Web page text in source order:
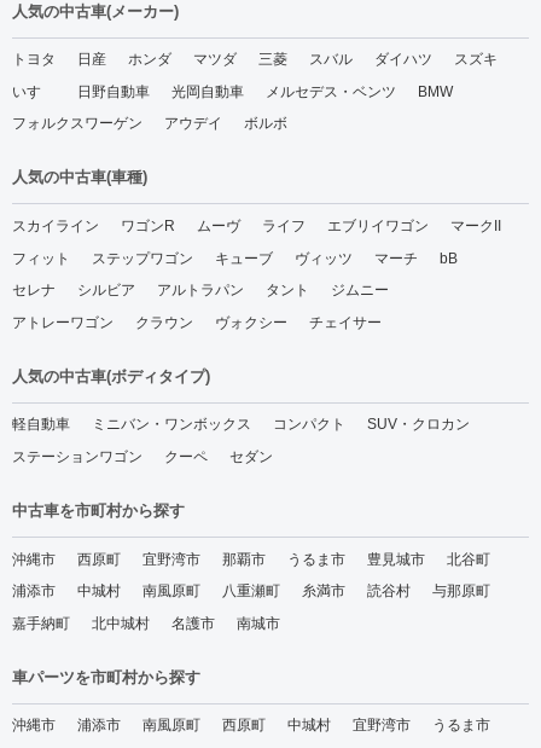
人気の中古車(メーカー)
トヨタ 日産 ホンダ マツダ 三菱 スバル ダイハツ
スズキ
いすゞ
日野自動車 光岡自動車 メルセデス・ベンツ
BMW
フォルクスワーゲン
アウデイ ボルボ
人気の中古車(車種)
スカイライン ワゴンR ムーヴ ライフ エブリイワゴン
マークII
フィット
ステップワゴン キューブ ヴィッツ マーチ
bB
セレナ
シルビア アルトラパン タント
ジムニー
アトレーワゴン
クラウン ヴォクシー チェイサー
人気の中古車(ボディタイプ)
軽自動車 ミニバン・ワンボックス コンパクト
SUV・クロカン
ステーションワゴン
クーペ セダン
中古車を市町村から探す
沖縄市 西原町 宜野湾市 那覇市 うるま市 豊見城市
北谷町
浦添市
中城村 南風原町 八重瀬町 糸満市 読谷村
与那原町
嘉手納町
北中城村 名護市 南城市
車パーツを市町村から探す
沖縄市 浦添市 南風原町 西原町 中城村 宜野湾市
うるま市